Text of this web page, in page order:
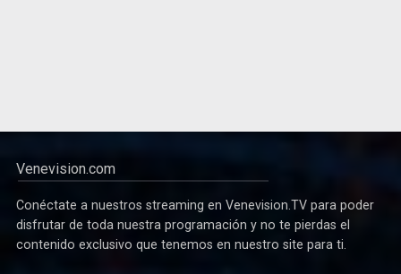
Venevision.com
Conéctate a nuestros streaming en Venevision.TV para poder
disfrutar de toda nuestra programación y no te pierdas el
contenido exclusivo que tenemos en nuestro site para ti.